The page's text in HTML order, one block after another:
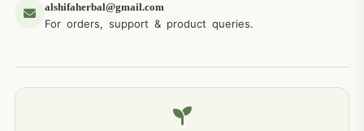
alshifaherbal@gmail.com
For orders, support & product queries.